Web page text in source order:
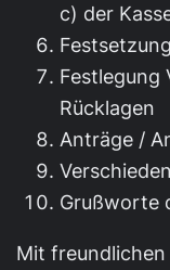
c) der
Festlegung
Rücklagen
Anträge /
Grußworte
Mit freundlichen